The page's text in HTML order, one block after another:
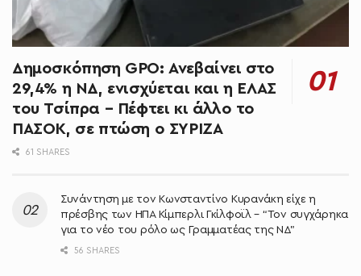
Δημοσκόπηση GPO: Ανεβαίνει στο
29,4% η ΝΔ, ενισχύεται και η ΕΛΑΣ
του Τσίπρα – Πέφτει κι άλλο το
ΠΑΣΟΚ, σε πτώση ο ΣΥΡΙΖΑ
61 SHARES
Συνάντηση με τον Κωνσταντίνο Κυρανάκη είχε η
πρέσβης των ΗΠΑ Κίμπερλι Γκίλφοϊλ – “Τον συγχάρηκα
για το νέο του ρόλο ως Γραμματέας της ΝΔ”
56 SHARES